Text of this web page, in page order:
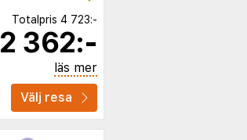
Totalpris 4 723:-
2 362:-
läs mer
Välj resa